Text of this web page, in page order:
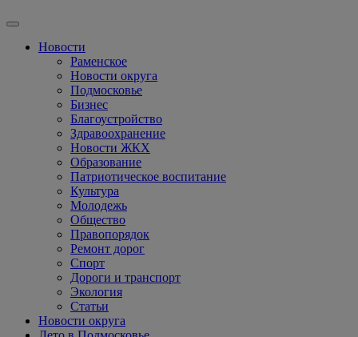
Новости
Раменское
Новости округа
Подмосковье
Бизнес
Благоустройство
Здравоохранение
Новости ЖКХ
Образование
Патриотическое воспитание
Культура
Молодежь
Общество
Правопорядок
Ремонт дорог
Спорт
Дороги и транспорт
Экология
Статьи
Новости округа